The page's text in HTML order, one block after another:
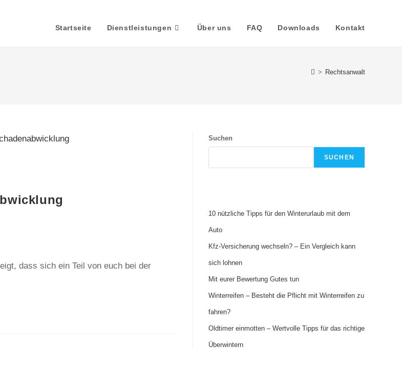
Startseite Dienstleistungen Über uns FAQ Downloads Kontakt
> Rechtsanwalt
dass sich ein Teil von euch bei der
Suchen
SUCHEN
10 nützliche Tipps für den Winterurlaub mit dem
Auto
Kfz-Versicherung wechseln? – Ein Vergleich kann
sich lohnen
Mit eurer Bewertung Gutes tun
Winterreifen – Besteht die Pflicht mit Winterreifen zu
fahren?
Oldtimer einmotten – Wertvolle Tipps für das richtige
Überwintern